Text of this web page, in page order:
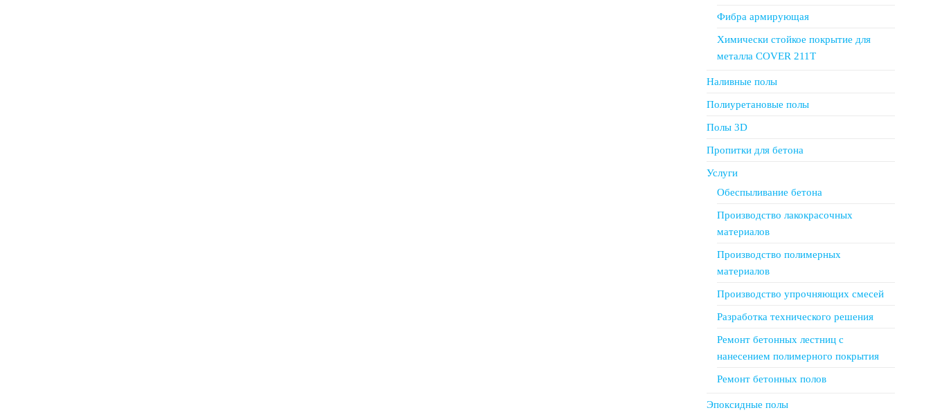
Фибра армирующая
Химически стойкое покрытие для
металла COVER 211T
Наливные полы
Полиуретановые полы
Полы 3D
Пропитки для бетона
Услуги
Обеспыливание бетона
Производство лакокрасочных
материалов
Производство полимерных
материалов
Производство упрочняющих смесей
Разработка технического решения
Ремонт бетонных лестниц с
нанесением полимерного покрытия
Ремонт бетонных полов
Эпоксидные полы